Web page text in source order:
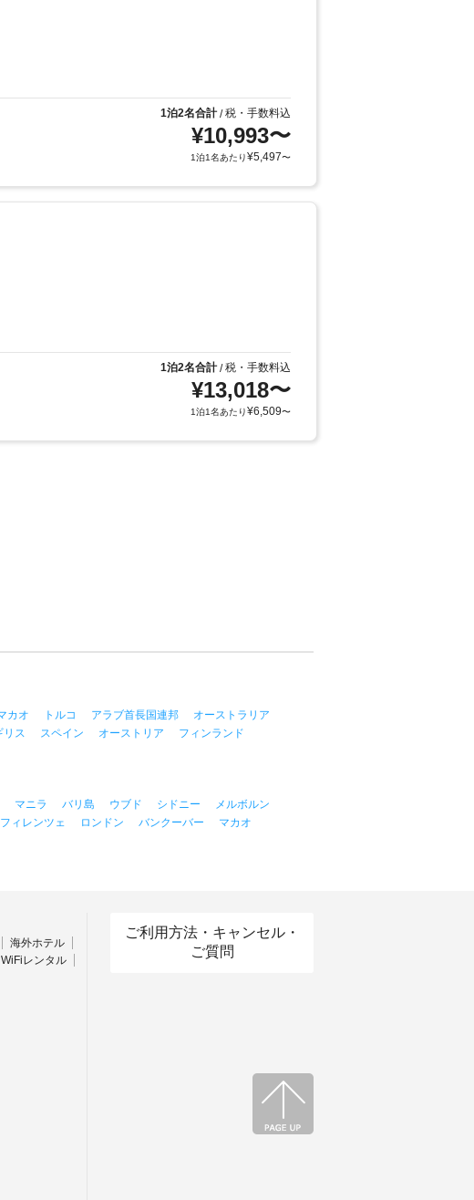
1泊2名合計/税・手数料込
¥10,993〜
1泊1名あたり¥5,497〜
1泊2名合計/税・手数料込
¥13,018〜
1泊1名あたり¥6,509〜
カオ トルコ アラブ首長国連邦
オーストラリア
リス スペイン オーストリア
フィンランド
マニラ バリ島 ウブド シドニー
メルボルン
フィレンツェ ロンドン バンクーバー
マカオ